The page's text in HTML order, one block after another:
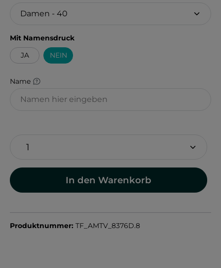
Mit Namensdruckauswählen
JA
NEIN
Name
In den Warenkorb
Produktnummer: TF_AMTV_8376D.8